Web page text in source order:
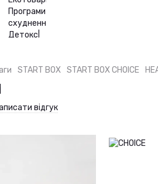
START BOX START BOX CHOICE
відгук